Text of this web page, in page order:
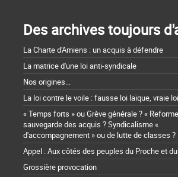
Des archives toujours
La Charte d'Amiens : un acquis à défendre
La matrice d'une loi anti-syndicale
Nos origines...
La loi contre le voile : fausse loi laïque, vraie
« Temps forts » ou Grève générale ? «
sauvegarde des acquis ? Syndicalisme «
d'accompagnement » ou de lutte de classes ?
Appel : Aux côtés des peuples du Proche et
Grossière provocation